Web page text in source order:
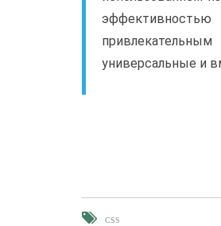
эффективностью
универсальные и
CSS